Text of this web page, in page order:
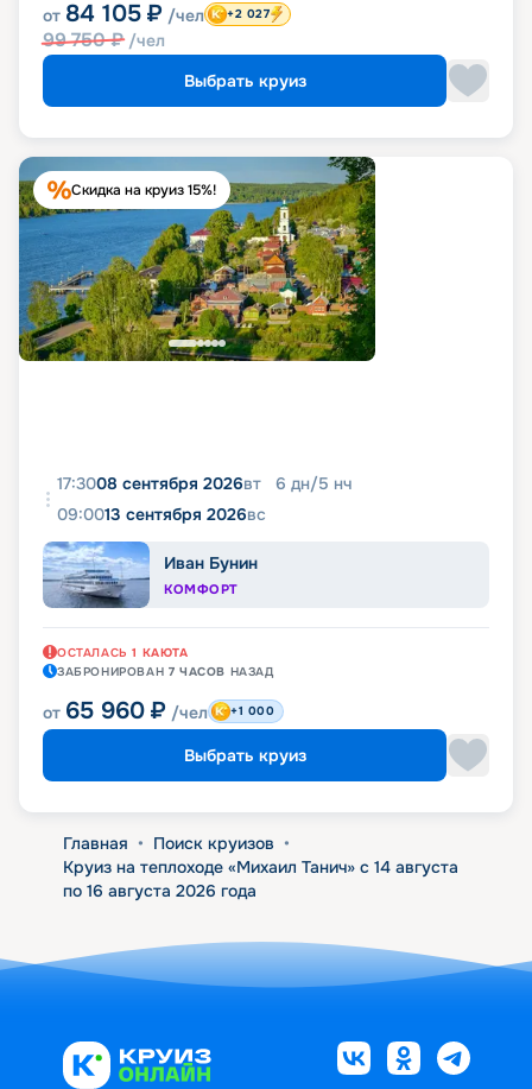
от 84 105 ₽ /чел
99 750₽ /чел
+2 027
Выбрать круиз
Скидка на круиз 15%!
17:3008 сентября 2026вт 6 дн/5 нч
09:0013 сентября 2026вс
Иван Бунин
КОМФОРТ
ОСТАЛАСЬ 1 КАЮТА
ЗАБРОНИРОВАН 7 ЧАСОВ НАЗАД
от 65 960 ₽ /чел +1 000
Выбрать круиз
Главная • Поиск круизов •
Круиз на теплоходе «Михаил Танич» с 14 августа
по 16 августа 2026 года